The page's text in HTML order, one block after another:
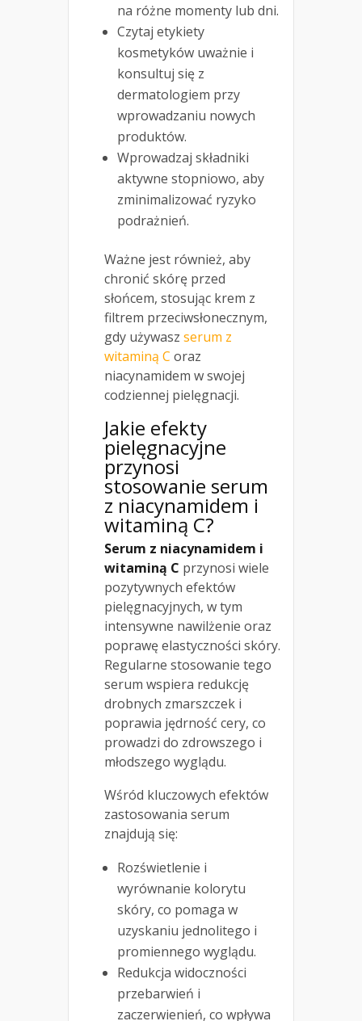
na różne momenty lub dni.
Czytaj etykiety
kosmetyków uważnie i
konsultuj się z
dermatologiem przy
wprowadzaniu nowych
produktów.
Wprowadzaj składniki
aktywne stopniowo, aby
zminimalizować ryzyko
podrażnień.
Ważne jest również, aby
chronić skórę przed
słońcem, stosując krem z
filtrem przeciwsłonecznym,
gdy używasz serum z
witaminą C oraz
niacynamidem w swojej
codziennej pielęgnacji.
Jakie efekty
pielęgnacyjne
przynosi
stosowanie serum
z niacynamidem i
witaminą C?
Serum z niacynamidem i
witaminą C przynosi wiele
pozytywnych efektów
pielęgnacyjnych, w tym
intensywne nawilżenie oraz
poprawę elastyczności skóry.
Regularne stosowanie tego
serum wspiera redukcję
drobnych zmarszczek i
poprawia jędrność cery, co
prowadzi do zdrowszego i
młodszego wyglądu.
Wśród kluczowych efektów
zastosowania serum
znajdują się:
Rozświetlenie i
wyrównanie kolorytu
skóry, co pomaga w
uzyskaniu jednolitego i
promiennego wyglądu.
Redukcja widoczności
przebarwień i
zaczerwienień, co wpływa